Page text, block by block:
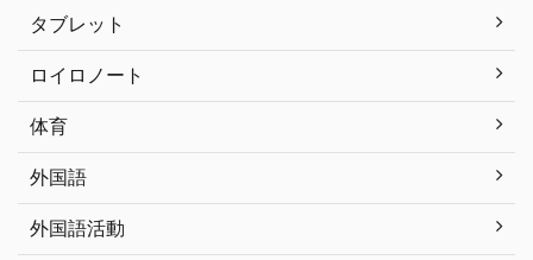
タブレット
ロイロノート
体育
外国語
外国語活動